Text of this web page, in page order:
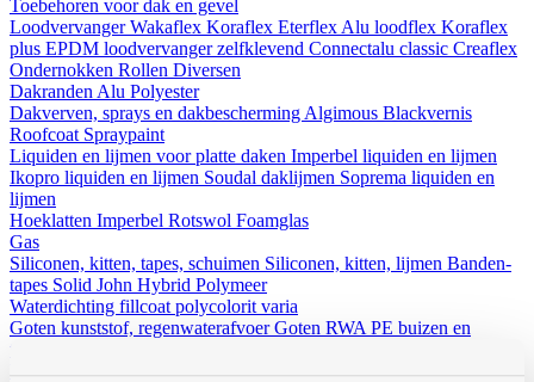
Toebehoren voor dak en gevel
LoodvervangerWakaflex Koraflex Eterflex Alu loodflex Koraflex
plus EPDM loodvervanger zelfklevend Connectalu classic Creaflex
Ondernokken Rollen Diversen
Dakranden Alu Polyester
Dakverven, sprays en dakbescherming Algimous Blackvernis
Roofcoat Spraypaint
Liquiden en lijmen voor platte daken Imperbel liquiden en lijmen
Ikopro liquiden en lijmen Soudal daklijmen Soprema liquiden en
lijmen
Hoeklatten Imperbel Rotswol Foamglas
Gas
Siliconen, kitten, tapes, schuimen Siliconen, kitten, lijmen Banden-
tapes Solid John Hybrid Polymeer
Waterdichting fillcoat polycolorit varia
Goten kunststof, regenwaterafvoerGoten RWA PE buizen en
toebehoren
VentilatieEnkelwandigDubbelwandigSonoventMultiventNicoll